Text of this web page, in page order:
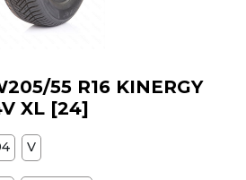
55 R16 KINERGY
XL [24]
94 V